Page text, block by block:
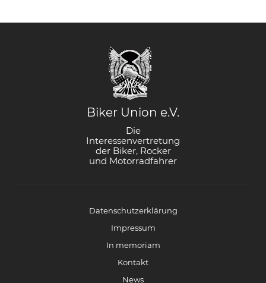
Biker Union e.V.
Die
Interessenvertretung
der Biker, Rocker
und Motorradfahrer
Datenschutzerklärung
Impressum
In memoriam
Kontakt
News